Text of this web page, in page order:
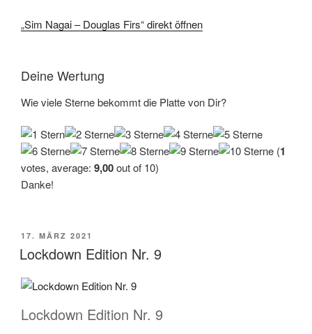
„Sim Nagai – Douglas Firs“ direkt öffnen
Deine Wertung
Wie viele Sterne bekommt die Platte von Dir?
(1
votes, average: 9,00out of 10)
Danke!
VERÖFFENTLICHT
AM
17. MÄRZ 2021
Lockdown Edition Nr. 9
Lockdown Edition Nr. 9